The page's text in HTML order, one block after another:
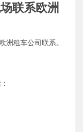
联系欧洲
洲租车公司联系。